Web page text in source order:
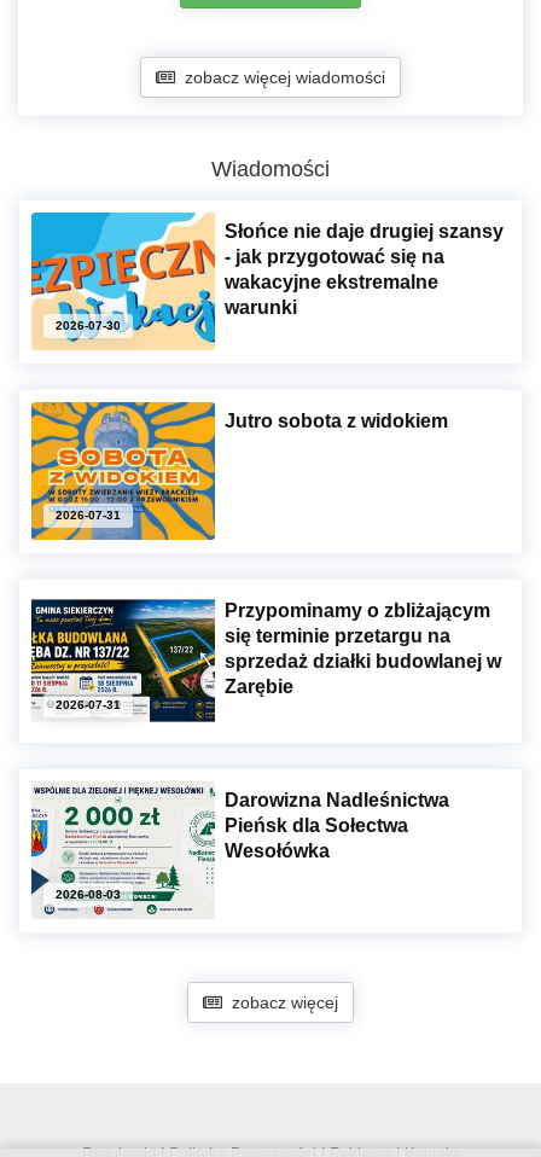
zobacz więcej wiadomości
Wiadomości
2026-07-30
Słońce nie daje drugiej szansy
- jak przygotować się na
wakacyjne ekstremalne
warunki
2026-07-31
Jutro sobota z widokiem
2026-07-31
Przypominamy o zbliżającym
się terminie przetargu na
sprzedaż działki budowlanej w
Zarębie
2026-08-03
Darowizna Nadleśnictwa
Pieńsk dla Sołectwa
Wesołówka
zobacz więcej